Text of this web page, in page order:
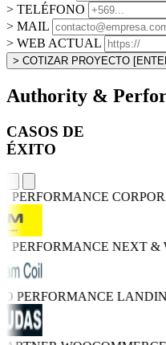
> TELÉFONO
> MAIL
> WEB ACTUAL
> COTIZAR PROYECTO
Authority &
CASOS DE
ÉXITO
PERFORMANCE
PERFORMANCENEXT &
PERFORMANCE